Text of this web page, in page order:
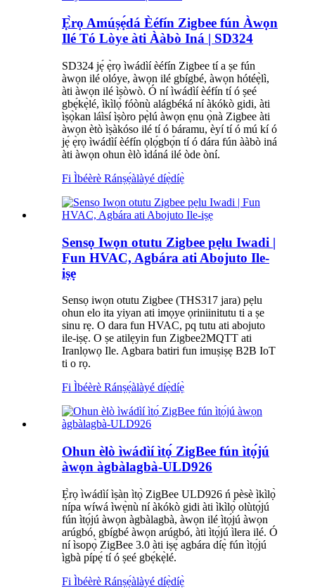
Ẹ̀rọ Amúṣẹ́dá Èéfín Zigbee fún Àwọn
Ilé Tó Lòye àti Ààbò Iná | SD324
SD324 jẹ́ ẹ̀rọ ìwádìí èéfín Zigbee tí a ṣe fún
àwọn ilé olóye, àwọn ilé gbígbé, àwọn hótéẹ̀lì,
àti àwọn ilé ìṣòwò. Ó ní ìwádìí èéfín tí ó ṣeé
gbẹ́kẹ̀lé, ìkìlọ̀ fóònù alágbéká ní àkókò gidi, àti
ìṣọ̀kan láìsí ìṣòro pẹ̀lú àwọn ẹnu ọ̀nà Zigbee àti
àwọn ètò ìṣàkóso ilé tí ó báramu, èyí tí ó mú kí ó
jẹ́ ẹ̀rọ ìwádìí èéfín ọlọ́gbọ́n tí ó dára fún ààbò iná
àti àwọn ohun èlò ìdáná ilé òde òní.
Fi Ìbéèrè Ránṣẹ́àlàyé díẹ̀díẹ̀
Sensọ Iwọn otutu Zigbee pẹlu Iwadi |
Fun HVAC, Agbára ati Abojuto Ile-
iṣẹ
Sensọ iwọn otutu Zigbee (THS317 jara) pẹlu
ohun elo ita yiyan ati imọye ọriniinitutu ti a ṣe
sinu rẹ. O dara fun HVAC, pq tutu ati abojuto
ile-iṣẹ. O ṣe atilẹyin fun Zigbee2MQTT ati
Iranlọwọ Ile. Agbara batiri fun imuṣiṣẹ B2B IoT
ti o rọ.
Fi Ìbéèrè Ránṣẹ́àlàyé díẹ̀díẹ̀
Ohun èlò ìwádìí ìtọ́ ZigBee fún ìtọ́jú
àwọn àgbàlagbà-ULD926
Ẹ̀rọ ìwádìí ìṣàn ìtọ̀ ZigBee ULD926 ń pèsè ìkìlọ̀
nípa wíwá ìwẹ̀nù ní àkókò gidi àti ìkìlọ̀ olùtọ́jú
fún ìtọ́jú àwọn àgbàlagbà, àwọn ilé ìtọ́jú àwọn
arúgbó, gbígbé àwọn arúgbó, àti ìtọ́jú ìlera ilé. Ó
ní ìsopọ̀ ZigBee 3.0 àti iṣẹ́ agbára díẹ̀ fún ìtọ́jú
ìgbà pípẹ́ tí ó ṣeé gbẹ́kẹ̀lé.
Fi Ìbéèrè Ránṣẹ́àlàyé díẹ̀díẹ̀